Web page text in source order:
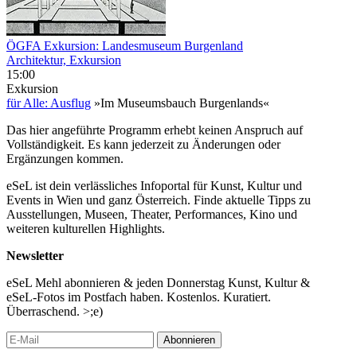
ÖGFA Exkursion: Landesmuseum Burgenland
Architektur, Exkursion
15:00
Exkursion
für Alle: Ausflug »Im Museumsbauch Burgenlands«
Das hier angeführte Programm erhebt keinen Anspruch auf
Vollständigkeit. Es kann jederzeit zu Änderungen oder
Ergänzungen kommen.
eSeL ist dein verlässliches Infoportal für Kunst, Kultur und
Events in Wien und ganz Österreich. Finde aktuelle Tipps zu
Ausstellungen, Museen, Theater, Performances, Kino und
weiteren kulturellen Highlights.
Newsletter
eSeL Mehl abonnieren & jeden Donnerstag Kunst, Kultur &
eSeL-Fotos im Postfach haben. Kostenlos. Kuratiert.
Überraschend. >;e)
Abonnieren